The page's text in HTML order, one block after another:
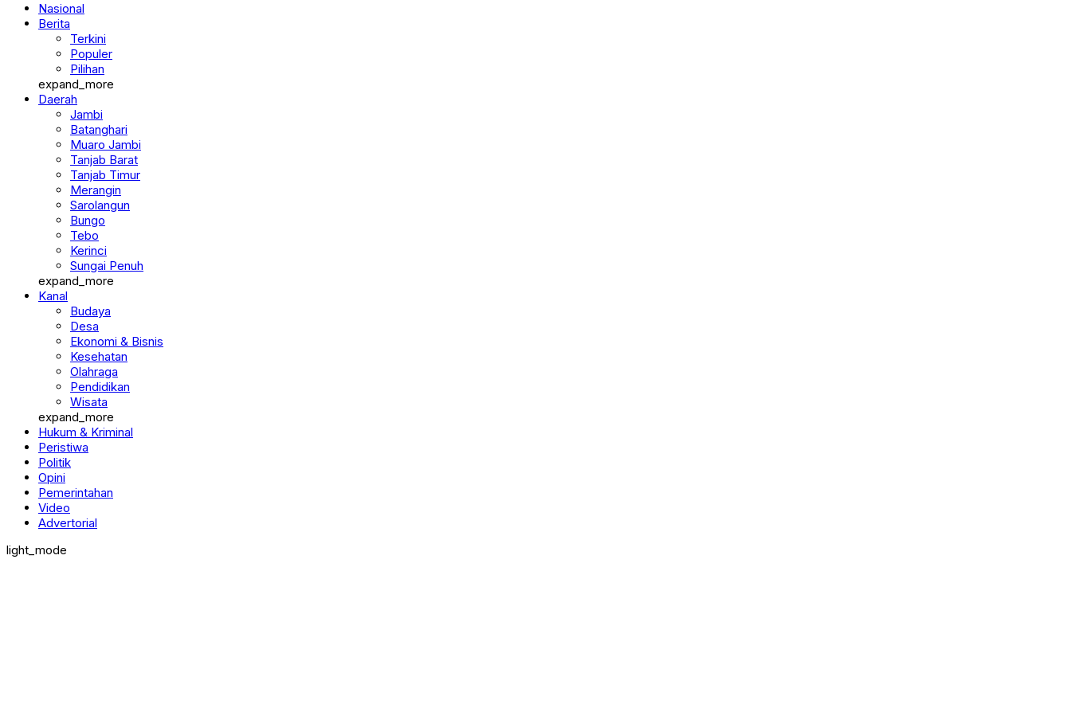
Nasional
Berita
Terkini
Populer
Pilihan
expand_more
Daerah
Jambi
Batanghari
Muaro Jambi
Tanjab Barat
Tanjab Timur
Merangin
Sarolangun
Bungo
Tebo
Kerinci
Sungai Penuh
expand_more
Kanal
Budaya
Desa
Ekonomi & Bisnis
Kesehatan
Olahraga
Pendidikan
Wisata
expand_more
Hukum & Kriminal
Peristiwa
Politik
Opini
Pemerintahan
Video
Advertorial
light_mode